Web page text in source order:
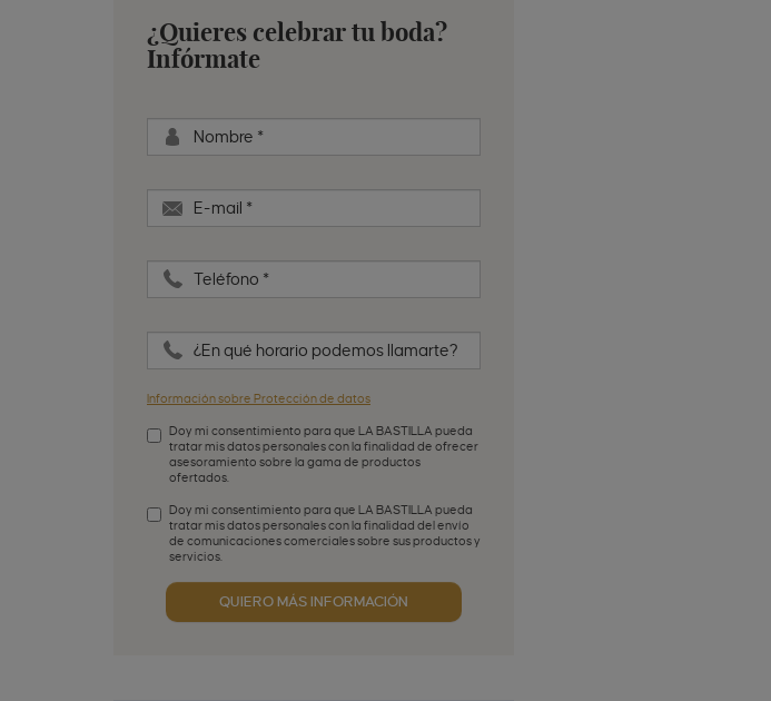
¿Quieres celebrar tu boda?
Infórmate
Nombre *
E-mail *
Teléfono *
¿En qué horario podemos llamarte?
Información sobre Protección de datos
Doy mi consentimiento para que LA BASTILLA pueda
tratar mis datos personales con la finalidad de ofrecer
asesoramiento sobre la gama de productos
ofertados.
Aceptación de condiciones*
Doy mi consentimiento para que LA BASTILLA pueda
tratar mis datos personales con la finalidad del envío
de comunicaciones comerciales sobre sus productos y
servicios.
Aceptación publicidad
QUIERO MÁS INFORMACIÓN